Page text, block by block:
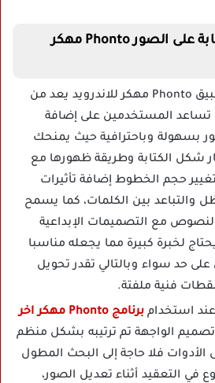
خصائص برنامج الكتابة على الصور Phonto مهكر
تطبيق Phonto مهكر للاندرويد يعد من
تساعد المستخدمين على إضافة
بسهولة وباحترافية حيث يمنحك
شكل الكتابة وطريقة ظهورها مع
حجم الخطوط إضافة تأثيرات
والتباعد بين الكلمات، كما يسمح
مع التصميمات الإبداعية
لخبرة كبيرة مما يجعله مناسبا
على حد سواء وبالتالي تقدر تحويل
فنية ملفتة.
عند استخدام
برنامج Phonto مهكر اخر
الواجهة تم ترتيبه بشكل منظم
فلا حاجة إلى البحث المطول
في التعقيد أثناء تعديل الصور،